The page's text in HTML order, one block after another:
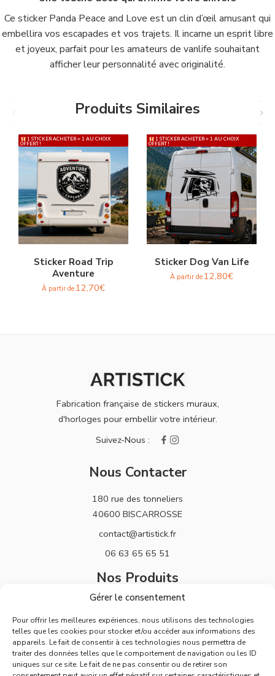
Gérer le consentement
Pour offrir les meilleures expériences, nous utilisons des technologies
telles que les cookies pour stocker et/ou accéder aux informations des
appareils. Le fait de consentir à ces technologies nous permettra de
traiter des données telles que le comportement de navigation ou les ID
uniques sur ce site. Le fait de ne pas consentir ou de retirer son
Ce sticker Panda Peace and Love est un clin d’œil amusant qui
embellira vos escapades et vos trajets. Il incarne un esprit libre
et joyeux, parfait pour les amateurs de vanlife souhaitant
afficher leur personnalité avec originalité.
Produits Similaires
1 STICKER ACHETER = 1 AU CHOIX
OFFERT !
Sticker Road Trip
Aventure
À partir de 12,70€
1 STICKER ACHETER = 1 AU CHOIX
OFFERT !
Sticker Dog Van Life
À partir de 12,80€
Fabrication française de stickers muraux,
d'horloges pour embellir votre intérieur.
Nous Contacter
180 rue des tonneliers
40600 BISCARROSSE
contact@artistick.fr
06 63 65 65 51
Nos Produits
Stickers
Horloges
Support